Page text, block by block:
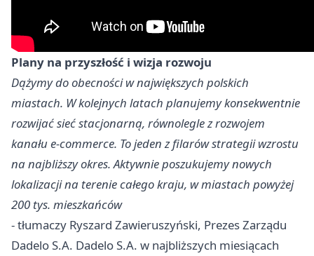
Plany na przyszłość i wizja rozwoju
Dążymy do obecności w największych polskich
miastach. W kolejnych latach planujemy konsekwentnie
rozwijać sieć stacjonarną, równolegle z rozwojem
kanału e-commerce. To jeden z filarów strategii wzrostu
na najbliższy okres. Aktywnie poszukujemy nowych
lokalizacji na terenie całego kraju, w miastach powyżej
200 tys. mieszkańców
- tłumaczy Ryszard Zawieruszyński, Prezes Zarządu
Dadelo S.A. Dadelo S.A. w najbliższych miesiącach